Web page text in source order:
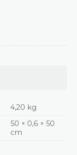
4,20 kg
50 × 0,6 × 50
cm